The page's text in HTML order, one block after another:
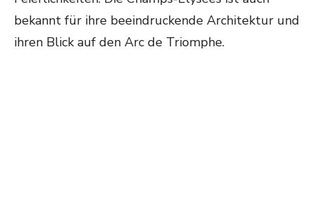
bekannt für ihre beeindruckende Architektur und
ihren Blick auf den Arc de Triomphe.